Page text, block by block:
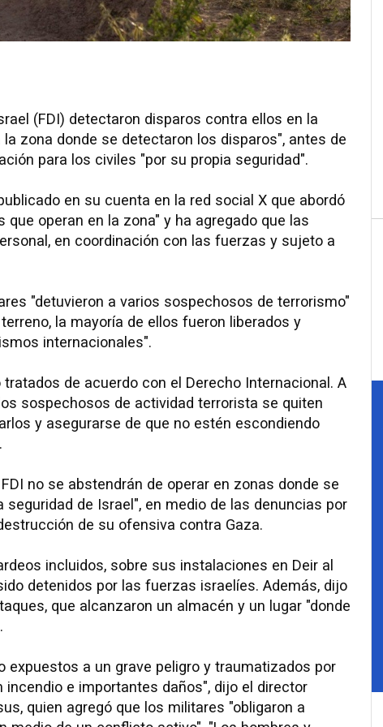
(FDI) detectaron disparos contra ellos en la
zona donde se detectaron los disparos", antes de
para los civiles "por su propia seguridad".
en su cuenta en la red social X que abordó
operan en la zona" y ha agregado que las
en coordinación con las fuerzas y sujeto a
"detuvieron a varios sospechosos de terrorismo"
la mayoría de ellos fueron liberados y
internacionales".
de acuerdo con el Derecho Internacional. A
sospechosos de actividad terrorista se quiten
y asegurarse de que no estén escondiendo
no se abstendrán de operar en zonas donde se
de Israel", en medio de las denuncias por
de su ofensiva contra Gaza.
incluidos, sobre sus instalaciones en Deir al
detenidos por las fuerzas israelíes. Además, dijo
que alcanzaron un almacén y un lugar "donde
expuestos a un grave peligro y traumatizados por
e importantes daños", dijo el director
quien agregó que los militares "obligaron a